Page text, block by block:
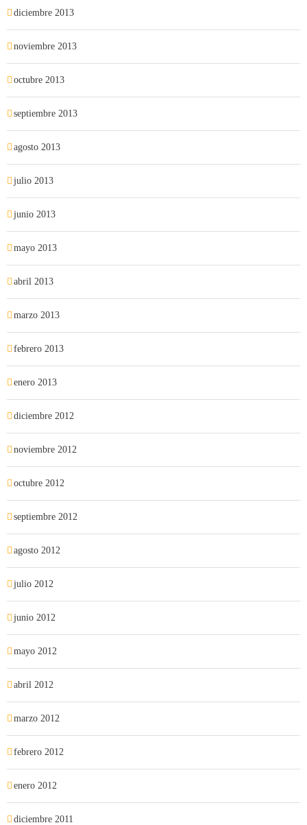
diciembre 2013
noviembre 2013
octubre 2013
septiembre 2013
agosto 2013
julio 2013
junio 2013
mayo 2013
abril 2013
marzo 2013
febrero 2013
enero 2013
diciembre 2012
noviembre 2012
octubre 2012
septiembre 2012
agosto 2012
julio 2012
junio 2012
mayo 2012
abril 2012
marzo 2012
febrero 2012
enero 2012
diciembre 2011